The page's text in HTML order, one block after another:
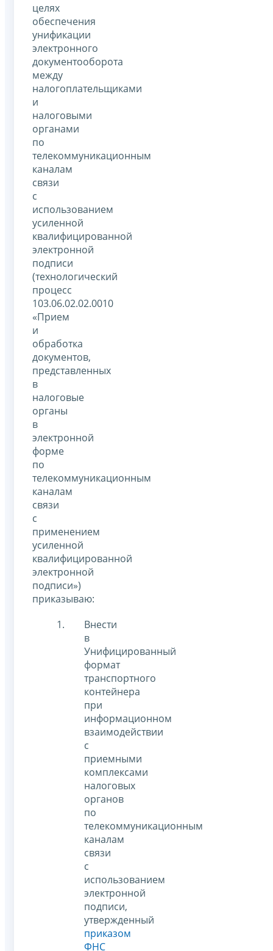
целях
обеспечения
унификации
электронного
документооборота
между
налогоплательщиками
и
налоговыми
органами
по
телекоммуникационным
каналам
связи
с
использованием
усиленной
квалифицированной
электронной
подписи
(технологический
процесс
103.06.02.02.0010
«Прием
и
обработка
документов,
представленных
в
налоговые
органы
в
электронной
форме
по
телекоммуникационным
каналам
связи
с
применением
усиленной
квалифицированной
электронной
подписи»)
приказываю:
Внести
в
Унифицированный
формат
транспортного
контейнера
при
информационном
взаимодействии
с
приемными
комплексами
налоговых
органов
по
телекоммуникационным
каналам
связи
с
использованием
электронной
подписи,
утвержденный
приказом
ФНС